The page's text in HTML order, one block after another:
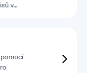
v…